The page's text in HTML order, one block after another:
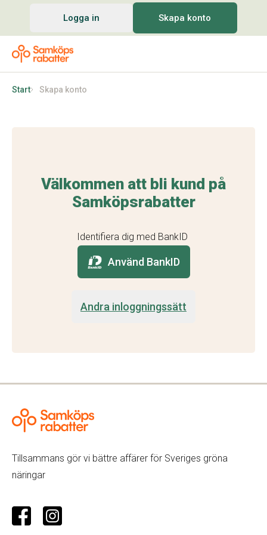
Logga in Skapa konto
Start Skapa konto
Välkommen att bli kund på
Samköpsrabatter
Identifiera dig med BankID
Använd BankID
Andra inloggningssätt
Tillsammans gör vi bättre affärer för Sveriges gröna
näringar